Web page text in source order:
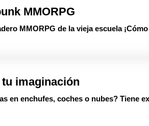
MMORPG
MMORPG de la vieja escuela
tu imaginación
en enchufes, coches o nubes? Tiene